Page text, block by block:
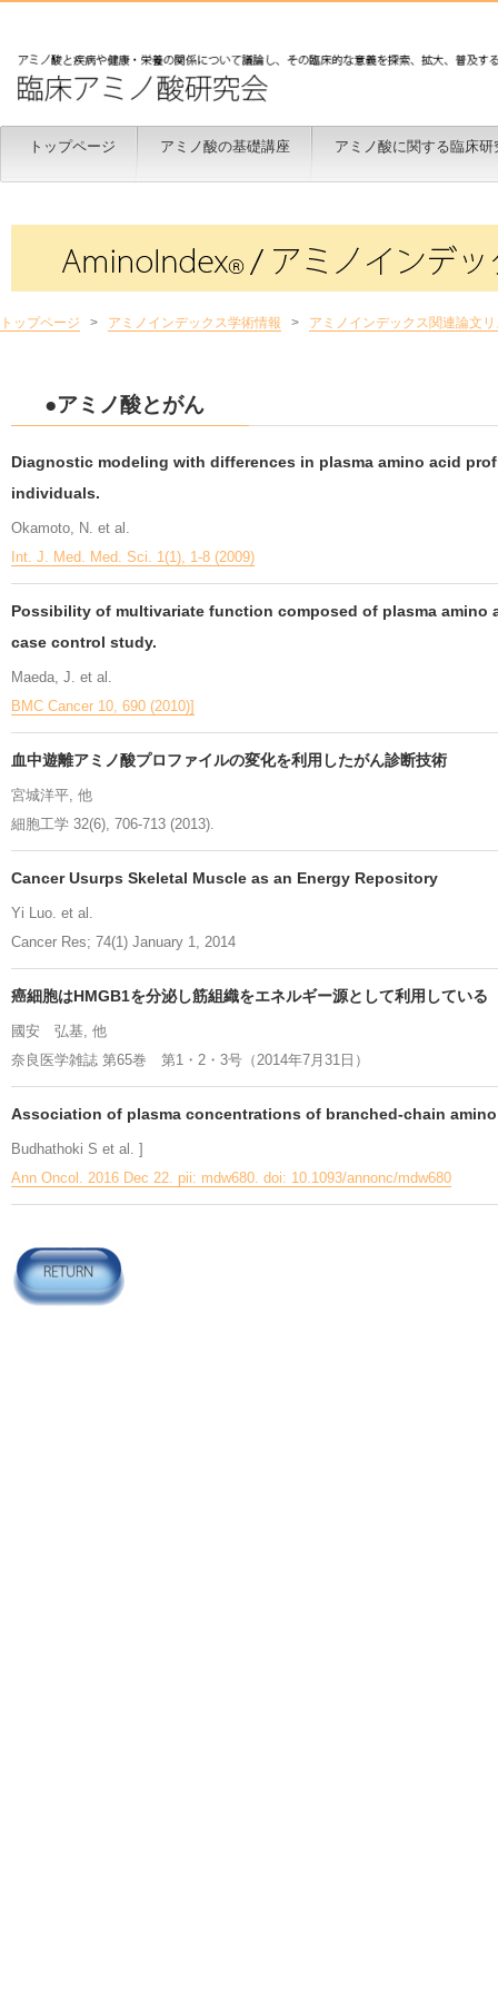
トップページ アミノ酸の基礎講座 アミノ酸に関する臨床研
トップページ > アミノインデックス学術情報 > アミノインデックス関連論文
●アミノ酸とがん
Diagnostic modeling with differences in plasma amino acid
individuals.
Okamoto, N. et al.
Int. J. Med. Med. Sci. 1(1), 1-8 (2009)
Possibility of multivariate function composed of plasma
case control study.
Maeda, J. et al.
BMC Cancer 10, 690 (2010)]
血中遊離アミノ酸プロファイルの変化を利用したがん診断技術
宮城洋平, 他
細胞工学 32(6), 706-713 (2013).
Cancer Usurps Skeletal Muscle as an Energy Repository
Yi Luo. et al.
Cancer Res; 74(1) January 1, 2014
癌細胞はHMGB1を分泌し筋組織をエネルギー源として利用している
國安 弘基, 他
奈良医学雑誌 第65巻 第1・2・3号（2014年7月31日）
Association of plasma concentrations of branched-chain
Budhathoki S et al. ]
Ann Oncol. 2016 Dec 22. pii: mdw680. doi: 10.1093/annonc/mdw680